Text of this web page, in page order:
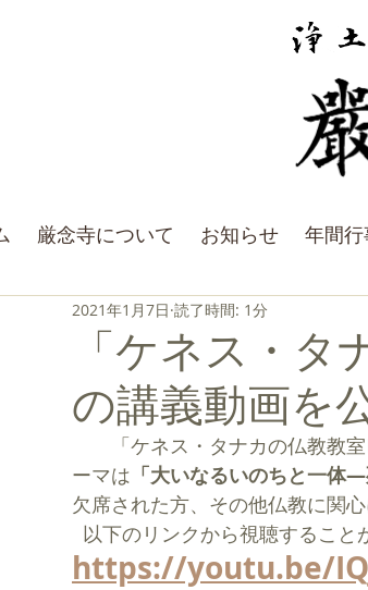
厳念寺について お知らせ 年間行
「ケネス・
の講義動画を
2021年1月7日 読了時間: 1分
「ケネス・タナカの仏教教室
ーマは 「大いなるいのちと一体
欠席された方、その他仏教に関
以下のリンクから視聴すること
https://youtu.be/